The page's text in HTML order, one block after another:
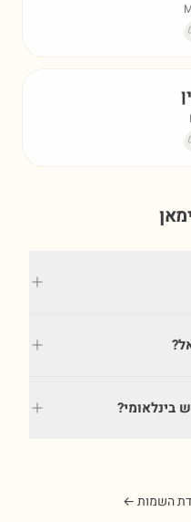
בינלאומי?
השמות ←